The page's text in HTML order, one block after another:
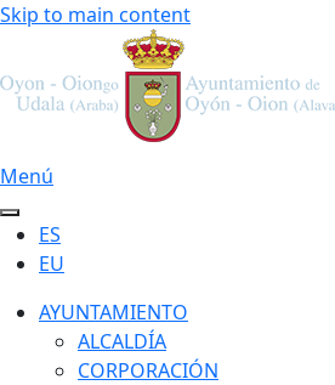
Skip to main content
Menú
ES
EU
AYUNTAMIENTO
ALCALDÍA
CORPORACIÓN